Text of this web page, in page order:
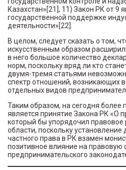
Казахстан»[21]; 11) Закон РК от 9
государственной поддержке
деятельности»[22].
В целом, следует сказать о том,
искусственным образом
в него большое количество
норм, поскольку вряд ли кто
двумя-тремя статьями
спектр отношений, возникающих
отдельных видов
Таким образом, на сегодня более
является принятие Закона РК «О
который бы упорядочил правовое
области, поскольку установление
частного права в РК взамен
позитивное влияние на правовую
предпринимательского